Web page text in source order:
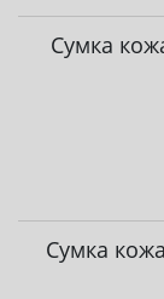
Сумка
Сумка